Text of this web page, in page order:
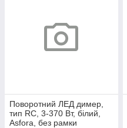
Поворотний ЛЕД димер,
тип RC, 3-370 Вт, білий,
Asfora, без рамки